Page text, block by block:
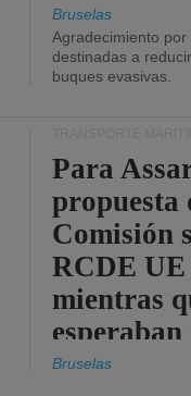
Bruselas
Agradecimiento
destinadas a
buques evasivas.
Para
propuesta
Comisión
RCDE
mientras
más
Bruselas